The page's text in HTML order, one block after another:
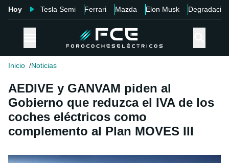
Hoy Tesla Semi Ferrari Mazda Elon Musk Degradación
Inicio Noticias
AEDIVE y GANVAM piden al
Gobierno que reduzca el IVA de los
coches eléctricos como
complemento al Plan MOVES III